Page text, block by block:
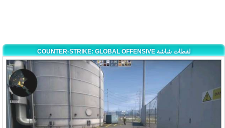
COUNTER-STRIKE: GLOBAL OFFENSIVE لقطات شاشة